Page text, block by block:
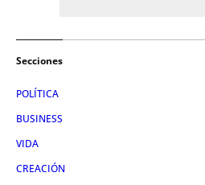
Secciones
POLÍTICA
BUSINESS
VIDA
CREACIÓN